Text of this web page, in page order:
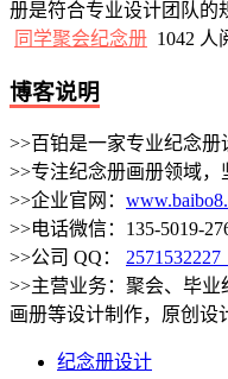
册是符合专业设计团队的
同学聚会纪念册 1042 人
博客说明
>>百铂是一家专业纪念册
>>专注纪念册画册领域，
>>企业官网：
>>电话微信：135-5019-
>>公司 QQ： 2571532227
>>主营业务：聚会、毕
画册等设计制作，原创设
纪念册设计